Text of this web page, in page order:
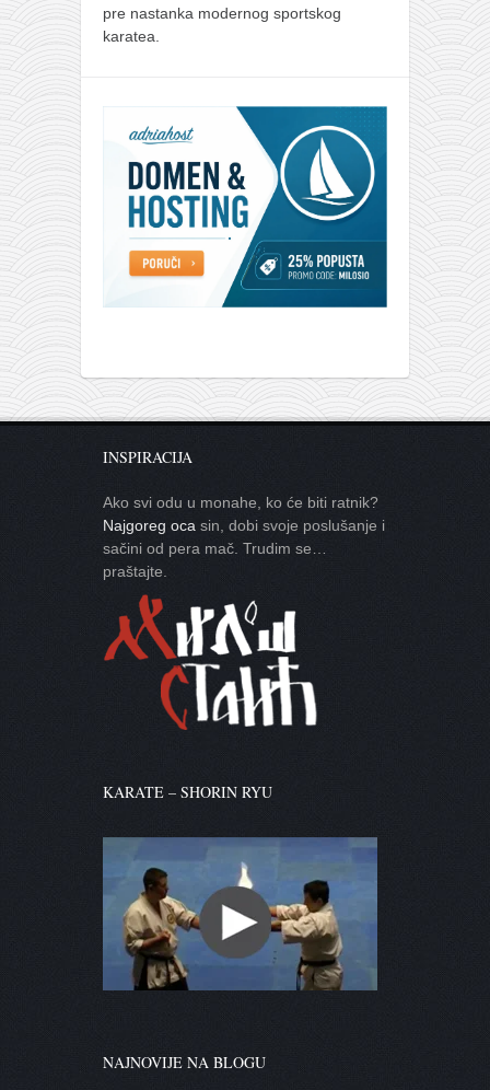
pre nastanka modernog sportskog
karatea.
INSPIRACIJA
Ako svi odu u monahe, ko će biti ratnik?
Najgoreg oca sin, dobi svoje poslušanje i
sačini od pera mač. Trudim se…
praštajte.
KARATE – SHORIN RYU
NAJNOVIJE NA BLOGU